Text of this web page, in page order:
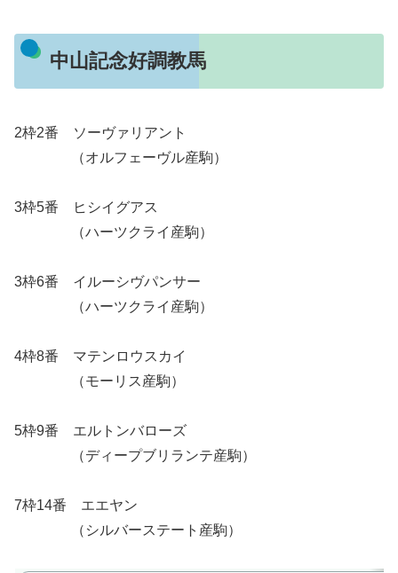
中山記念好調教馬
2枠2番 ソーヴァリアント
（オルフェーヴル産駒）
3枠5番 ヒシイグアス
（ハーツクライ産駒）
3枠6番 イルーシヴパンサー
（ハーツクライ産駒）
4枠8番 マテンロウスカイ
（モーリス産駒）
5枠9番 エルトンバローズ
（ディープブリランテ産駒）
7枠14番 エエヤン
（シルバーステート産駒）